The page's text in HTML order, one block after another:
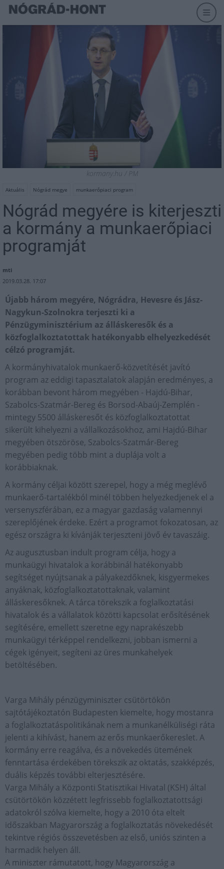
kormany.hu / PM
Aktuális Nógrád megye munkaerőpiaci program
Nógrád megyére is kiterjeszti
a kormány a munkaerőpiaci
programját
mti
2019.03.28. 17:07
Újabb három megyére, Nógrádra, Hevesre és Jász-
Nagykun-Szolnokra terjeszti ki a
Pénzügyminisztérium az álláskeresők és a
közfoglalkoztatottak hatékonyabb elhelyezkedését
célzó programját.
A kormányhivatalok munkaerő-közvetítését javító
program az eddigi tapasztalatok alapján eredményes, a
korábban bevont három megyében - Hajdú-Bihar,
Szabolcs-Szatmár-Bereg és Borsod-Abaúj-Zemplén -
mintegy 5500 álláskeresőt és közfoglalkoztatottat
sikerült kihelyezni a vállalkozásokhoz, ami Hajdú-Bihar
megyében ötszöröse, Szabolcs-Szatmár-Bereg
megyében pedig több mint a duplája volt a
korábbiaknak.
A kormány céljai között szerepel, hogy a még meglévő
munkaerő-tartalékból minél többen helyezkedjenek el a
versenyszférában, ez a magyar gazdaság valamennyi
szereplőjének érdeke. Ezért a programot fokozatosan, az
egész országra ki kívánják terjeszteni jövő év tavaszáig.
Az augusztusban indult program célja, hogy a
munkaügyi hivatalok a korábbinál hatékonyabb
segítséget nyújtsanak a pályakezdőknek, kisgyermekes
anyáknak, közfoglalkoztatottaknak, valamint
álláskeresőknek. A tárca törekszik a foglalkoztatási
hivatalok és a vállalatok közötti kapcsolat erősítésének
segítésére, emellett szeretne egy naprakészebb
munkaügyi térképpel rendelkezni, jobban ismerni a
cégek igényeit, segíteni az üres munkahelyek
betöltésében.
Varga Mihály pénzügyminiszter csütörtökön
sajtótájékoztatón Budapesten kiemelte, hogy mostanra
a foglalkoztatáspolitikának nem a munkanélküliségi ráta
jelenti a kihívást, hanem az erős munkaerőkereslet. A
kormány erre reagálva, és a növekedés ütemének
fenntartása érdekében törekszik az oktatás, szakképzés,
duális képzés további elterjesztésére.
Varga Mihály a Központi Statisztikai Hivatal (KSH) által
csütörtökön közzétett legfrissebb foglalkoztatottsági
adatokról szólva kiemelte, hogy a 2010 óta eltelt
időszakban Magyarország a foglalkoztatás növekedését
tekintve régiós összevetésben az első, uniós szinten a
harmadik helyen áll.
A miniszter rámutatott, hogy Magyarország a